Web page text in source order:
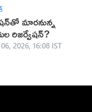
మారనున్న
రిజర్వేషన్?
2026, 16:08 IST